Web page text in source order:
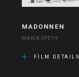
MADONNEN
MARIA SPETH
FILM DETAILS